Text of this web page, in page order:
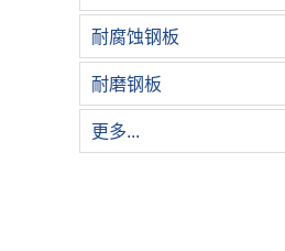
耐腐蚀钢板
耐磨钢板
更多...